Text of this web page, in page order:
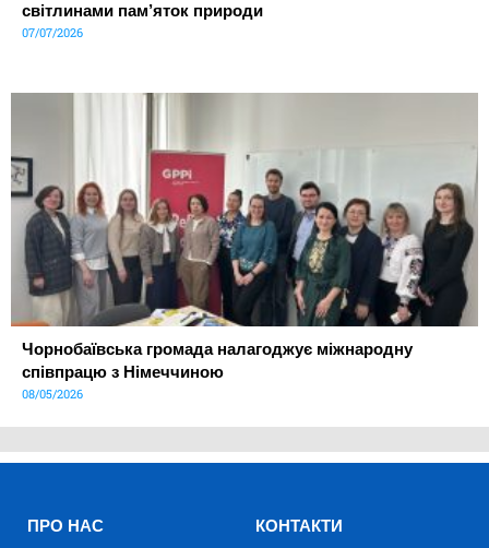
світлинами пам’яток природи
07/07/2026
Чорнобаївська громада налагоджує міжнародну
співпрацю з Німеччиною
08/05/2026
ПРО НАС КОНТАКТИ